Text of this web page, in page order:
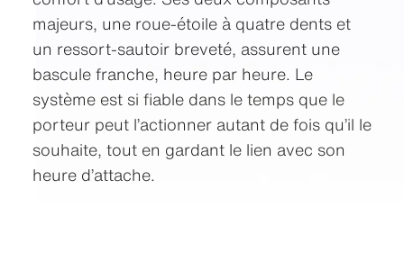
majeurs, une roue‑étoile à quatre dents et
un ressort‑sautoir breveté, assurent une
bascule franche, heure par heure. Le
système est si fiable dans le temps que le
porteur peut l’actionner autant de fois qu’il le
souhaite, tout en gardant le lien avec son
heure d’attache.